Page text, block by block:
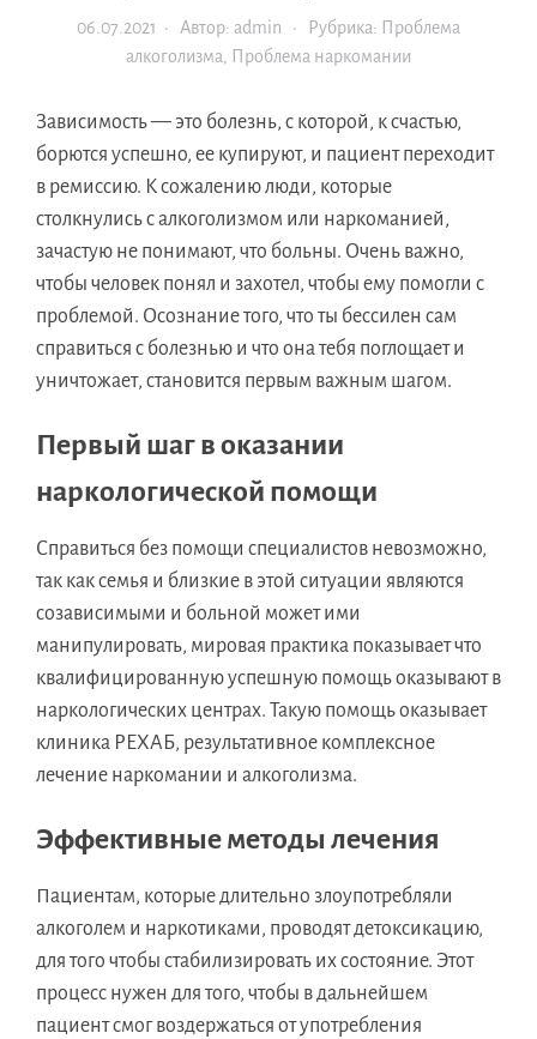
06.07.2021 · Автор: admin · Рубрика: Проблема
алкоголизма
Проблема наркомании
Зависимость — это болезнь, с которой, к счастью,
борются успешно, ее купируют, и пациент переходит
в ремиссию. К сожалению люди, которые
столкнулись с алкоголизмом или наркоманией,
зачастую не понимают, что больны. Очень важно,
чтобы человек понял и захотел, чтобы ему помогли с
проблемой. Осознание того, что ты бессилен сам
справиться с болезнью и что она тебя поглощает и
уничтожает, становится первым важным шагом.
Первый шаг в оказании
наркологической помощи
Справиться без помощи специалистов невозможно,
так как семья и близкие в этой ситуации являются
созависимыми и больной может ими
манипулировать, мировая практика показывает что
квалифицированную успешную помощь оказывают в
наркологических центрах. Такую помощь оказывает
клиника РЕХАБ, результативное комплексное
лечение наркомании и алкоголизма.
Эффективные методы лечения
Пациентам, которые длительно злоупотребляли
алкоголем и наркотиками, проводят детоксикацию,
для того чтобы стабилизировать их состояние. Этот
процесс нужен для того, чтобы в дальнейшем
пациент смог воздержаться от употребления